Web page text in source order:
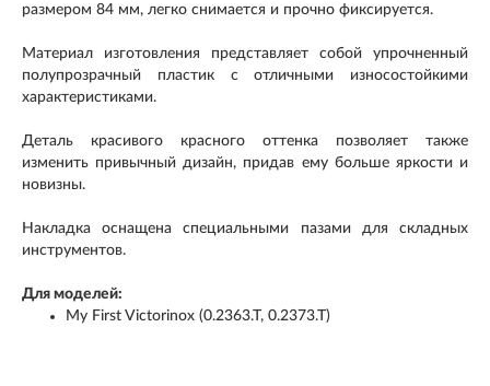
размером 84 мм, легко снимается и прочно фиксируется.
Материал изготовления представляет собой упрочненный
полупрозрачный пластик с отличными износостойкими
характеристиками.
Деталь красивого красного оттенка позволяет также
изменить привычный дизайн, придав ему больше яркости и
новизны.
Накладка оснащена специальными пазами для складных
инструментов.
Для моделей:
My First Victorinox (0.2363.T, 0.2373.T)